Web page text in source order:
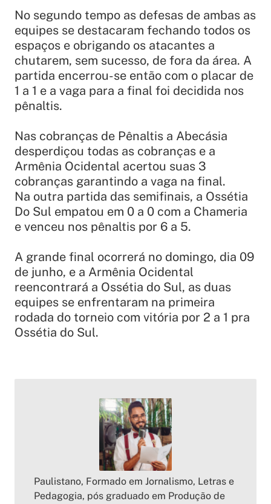
No segundo tempo as defesas de ambas as
equipes se destacaram fechando todos os
espaços e obrigando os atacantes a
chutarem, sem sucesso, de fora da área. A
partida encerrou-se então com o placar de
1 a 1 e a vaga para a final foi decidida nos
pênaltis.
Nas cobranças de Pênaltis a Abecásia
desperdiçou todas as cobranças e a
Armênia Ocidental acertou suas 3
cobranças garantindo a vaga na final.
Na outra partida das semifinais, a Ossétia
Do Sul empatou em 0 a 0 com a Chameria
e venceu nos pênaltis por 6 a 5.
A grande final ocorrerá no domingo, dia 09
de junho, e a Armênia Ocidental
reencontrará a Ossétia do Sul, as duas
equipes se enfrentaram na primeira
rodada do torneio com vitória por 2 a 1 pra
Ossétia do Sul.
Paulistano, Formado em Jornalismo, Letras e
Pedagogia, pós graduado em Produção de